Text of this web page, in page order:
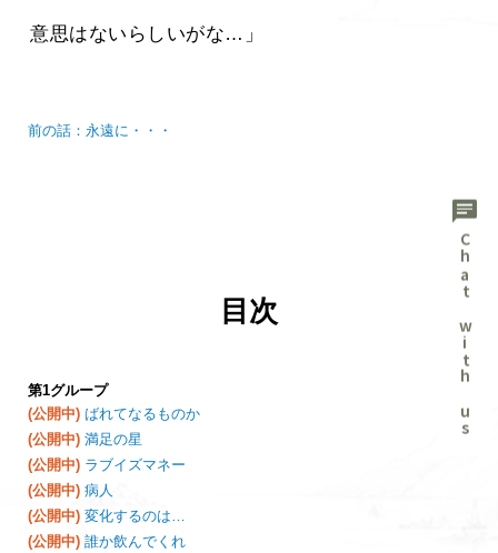
意思はないらしいがな…」
前の話：永遠に・・・
目次
第1グループ
(公開中) ばれてなるものか
(公開中) 満足の星
(公開中) ラブイズマネー
(公開中) 病人
(公開中) 変化するのは…
(公開中) 誰か飲んでくれ
chat
Chat with us